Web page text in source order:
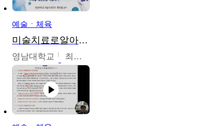
예술ㆍ체육
미술치료로알아가는가족이야기
영남대학교 최선남